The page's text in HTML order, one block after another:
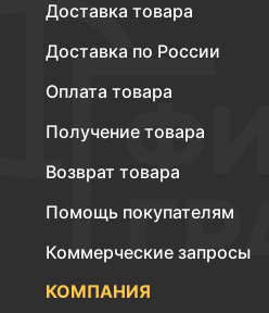
Доставка товара
Доставка по России
Оплата товара
Получение товара
Возврат товара
Помощь покупателям
Коммерческие запросы
КОМПАНИЯ